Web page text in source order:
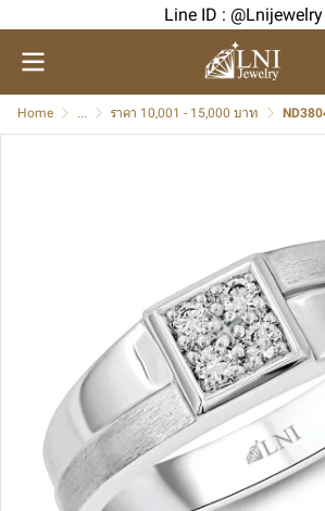
Line ID : @Lnijewelry
Home ... ราคา 10,001 - 15,000 บาท